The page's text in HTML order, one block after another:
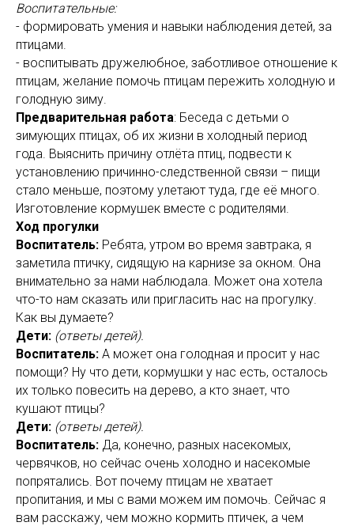
Воспитательные:
- формировать умения и навыки наблюдения детей, за
птицами.
- воспитывать дружелюбное, заботливое отношение к
птицам, желание помочь птицам пережить холодную и
голодную зиму.
Предварительная работа: Беседа с детьми о
зимующих птицах, об их жизни в холодный период
года. Выяснить причину отлёта птиц, подвести к
установлению причинно-следственной связи – пищи
стало меньше, поэтому улетают туда, где её много.
Изготовление кормушек вместе с родителями.
Ход прогулки
Воспитатель: Ребята, утром во время завтрака, я
заметила птичку, сидящую на карнизе за окном. Она
внимательно за нами наблюдала. Может она хотела
что-то нам сказать или пригласить нас на прогулку.
Как вы думаете?
Дети: (ответы детей).
Воспитатель: А может она голодная и просит у нас
помощи? Ну что дети, кормушки у нас есть, осталось
их только повесить на дерево, а кто знает, что
кушают птицы?
Дети: (ответы детей).
Воспитатель: Да, конечно, разных насекомых,
червячков, но сейчас очень холодно и насекомые
попрятались. Вот почему птицам не хватает
пропитания, и мы с вами можем им помочь. Сейчас я
вам расскажу, чем можно кормить птичек, а чем